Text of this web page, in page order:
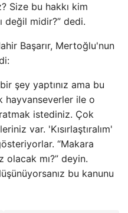
Size bu hakkı kim
değil midir?” dedi.
Başarır, Mertoğlu'nun
şey yaptınız ama bu
hayvanseverler ile o
istediniz. Çok
var. 'Kısırlaştıralım'
“Makara
olacak mı?” deyin.
bu kanunu